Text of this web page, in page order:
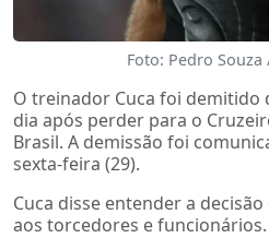
Foto: Pedro
O treinador Cuca foi demitido
dia após perder para o
Brasil. A demissão foi
sexta-feira (29).
Cuca disse entender a
aos torcedores e funcionários.